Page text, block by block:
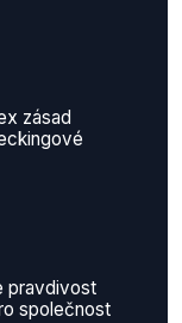
zásad
pravdivost
společnost